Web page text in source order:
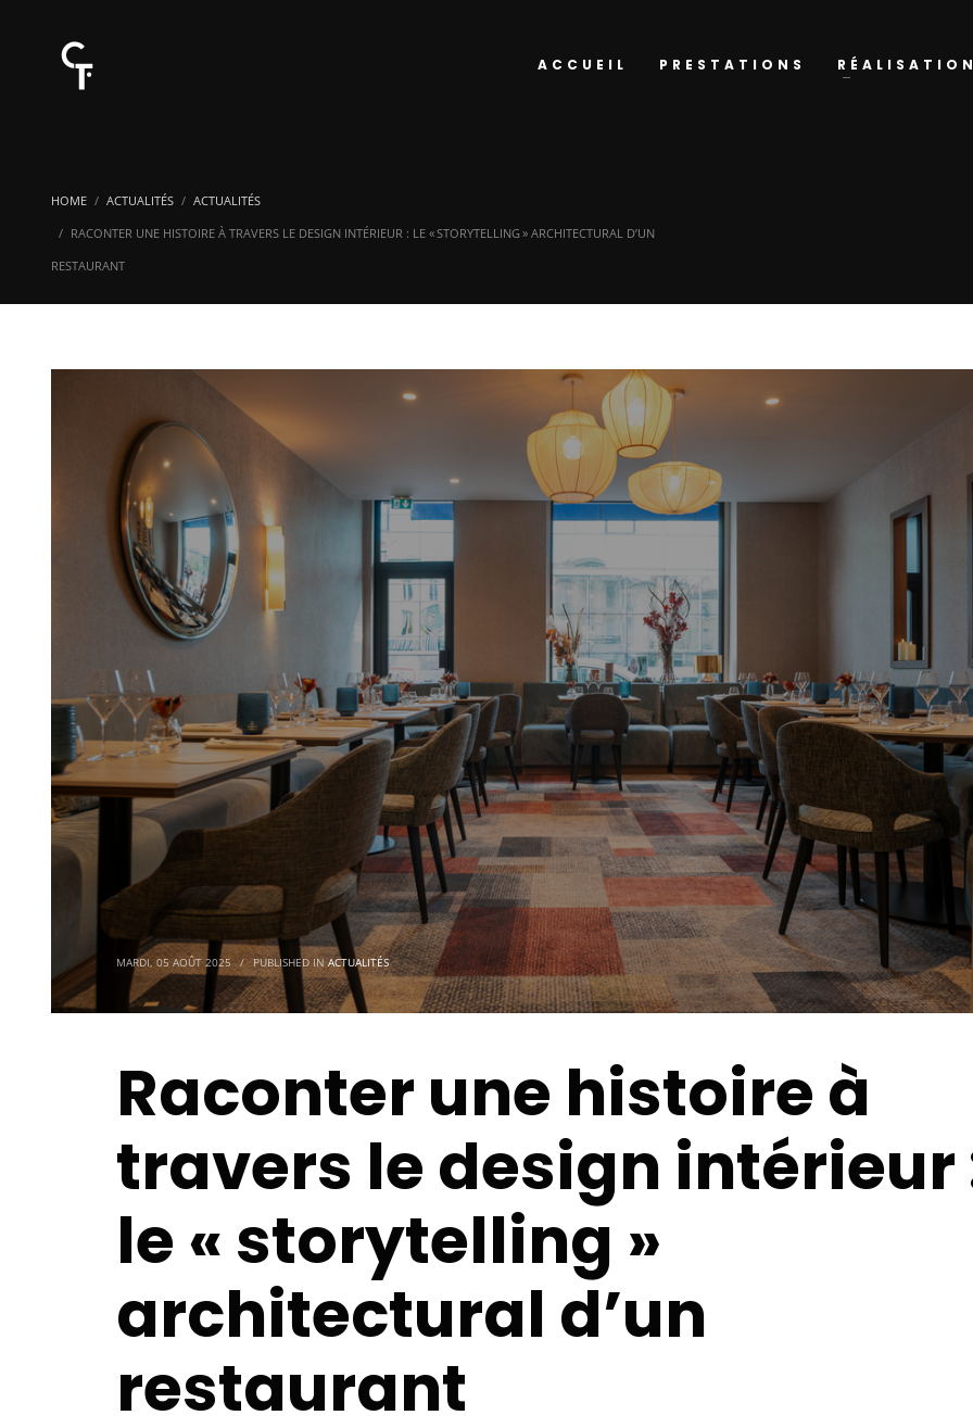
ACCUEIL PRESTATIONS
HOME ACTUALITÉS
ACTUALITÉS
RACONTER UNE HISTOIRE À TRAVERS LE DESIGN INTÉRIEUR : LE « STORYTELLING » ARCHITECTURAL D’UN
RESTAURANT
MARDI, 05 AOÛT 2025 / PUBLISHED INACTUALITÉS
Raconter une histoire à
travers le design intérieur
le « storytelling »
architectural d’un
restaurant